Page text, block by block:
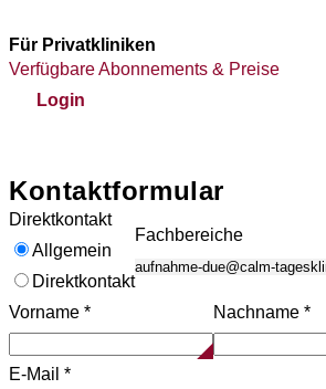
Für Privatkliniken
Verfügbare Abonnements & Preise
Login
Kontaktformular
Direktkontakt
Allgemein
Direktkontakt
Fachbereiche
Vorname * Nachname *
E-Mail *